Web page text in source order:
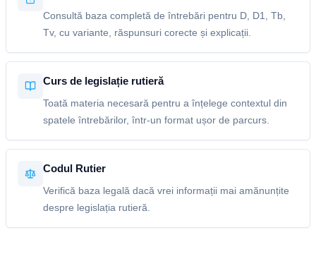
Consultă baza completă de întrebări pentru D, D1, Tb,
Tv, cu variante, răspunsuri corecte și explicații.
Curs de legislație rutieră
Toată materia necesară pentru a înțelege contextul din
spatele întrebărilor, într-un format ușor de parcurs.
Codul Rutier
Verifică baza legală dacă vrei informații mai amănunțite
despre legislația rutieră.